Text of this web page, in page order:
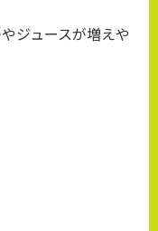
ジュースが増えや